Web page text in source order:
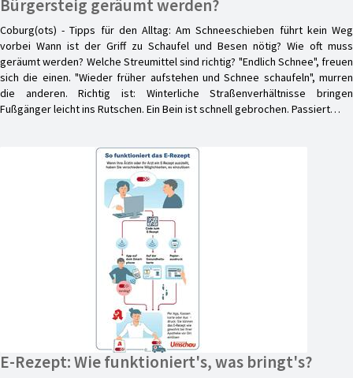
Bürgersteig geräumt werden?
Coburg(ots) - Tipps für den Alltag: Am Schneeschieben führt kein Weg
vorbei Wann ist der Griff zu Schaufel und Besen nötig? Wie oft muss
geräumt werden? Welche Streumittel sind richtig? "Endlich Schnee", freuen
sich die einen. "Wieder früher aufstehen und Schnee schaufeln", murren
die anderen. Richtig ist: Winterliche Straßenverhältnisse bringen
Fußgänger leicht ins Rutschen. Ein Bein ist schnell gebrochen. Passiert…
E-Rezept: Wie funktioniert's, was bringt's?